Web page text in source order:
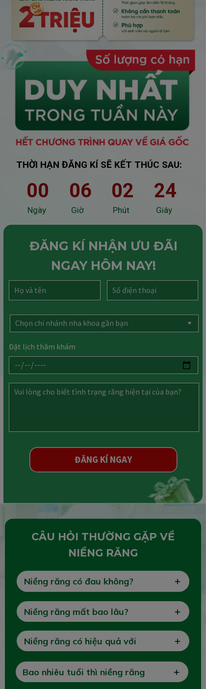
ĐĂNG KÍ NGAY
ĐĂNG KÍ NHẬN ƯU ĐÃI
NGAY HÔM NAY!
Đặt lịch thăm khám
THỜI HẠN ĐĂNG KÍ SẼ KẾT THÚC SAU:
00 06 02 23
Ngày Giờ Phút Giây
CÂU HỎI THƯỜNG GẶP VỀ
NIỀNG RĂNG
Niềng răng có đau không?
Niềng răng mất bao lâu?
Niềng răng có hiệu quả với
người lớn không?
Bao nhiêu tuổi thì niềng răng
được?